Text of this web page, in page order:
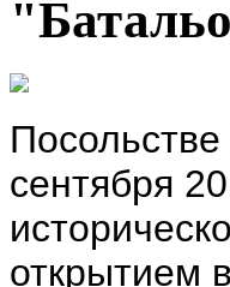
сентября
открытием